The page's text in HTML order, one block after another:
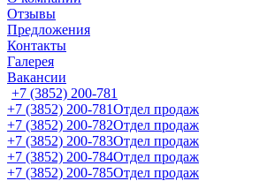
Отзывы
Предложения
Контакты
Галерея
Вакансии
+7 (3852) 200-781
+7 (3852) 200-781Отдел продаж
+7 (3852) 200-782Отдел продаж
+7 (3852) 200-783Отдел продаж
+7 (3852) 200-784Отдел продаж
+7 (3852) 200-785Отдел продаж